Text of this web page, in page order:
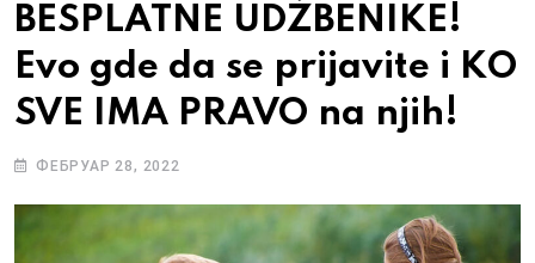
BESPLATNE UDŽBENIKE!
Evo gde da se prijavite i KO
SVE IMA PRAVO na njih!
ФЕБРУАР 28, 2022